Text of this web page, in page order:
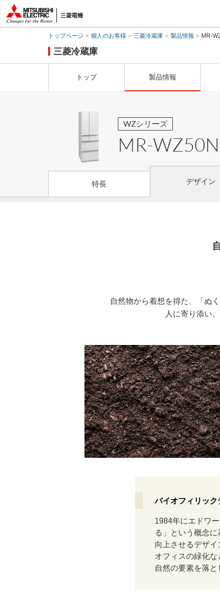
トップページ 個人のお客様 三菱冷蔵庫 製品情報 MR-
三菱冷蔵庫
トップ 製品情報
WZシリーズ
MR-WZ50N
特長 デザイン
自然物から着想を得た、「ぬ
人に寄り添い
バイオフィリック
1984年にエドワ
る」という概念
向上させるデザ
オフィスの緑化
自然の要素を落